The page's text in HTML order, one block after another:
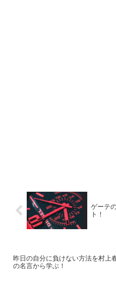
ゲーテ
ト！
昨日の自分に負けない方法を村上
の名言から学ぶ！